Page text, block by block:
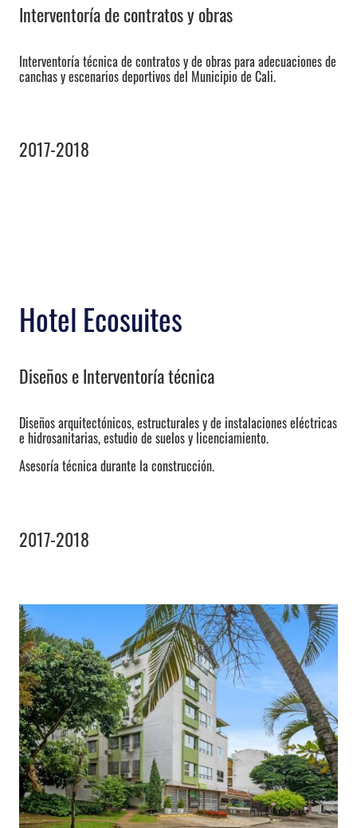
Interventoría de contratos y obras
Interventoría técnica de contratos y de obras para adecuaciones de
canchas y escenarios deportivos del Municipio de Cali.
2017-2018
Hotel Ecosuites
Diseños e Interventoría técnica
Diseños arquitectónicos, estructurales y de instalaciones eléctricas
e hidrosanitarias, estudio de suelos y licenciamiento.
Asesoría técnica durante la construcción.
2017-2018